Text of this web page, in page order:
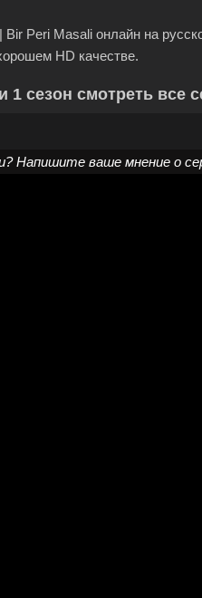
Peri Masali онлайн на
HD качестве.
1 сезон смотреть все
Напишите ваше мнение о